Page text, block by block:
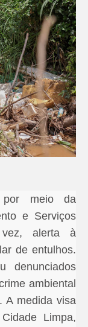
meio da
e Serviços
vez, alerta à
de entulhos.
denunciados
ambiental
A medida visa
Limpa,